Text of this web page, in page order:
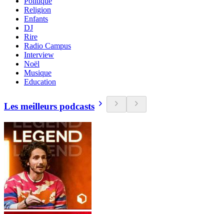
Religion
Enfants
DJ
Rire
Radio Campus
Interview
Noël
Musique
Education
Les meilleurs podcasts